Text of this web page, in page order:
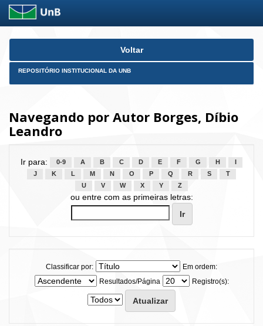
Skip
Voltar
REPOSITÓRIO INSTITUCIONAL DA UNB
Navegando por Autor Borges, Díbio
Leandro
Ir para: 0-9 A B C D E F G H
J
K L M N O P Q R S
T
U
V W X Y Z
ou entre com as primeiras letras:
Classificar por:
Em ordem:
Resultados/Página
Registro(s):